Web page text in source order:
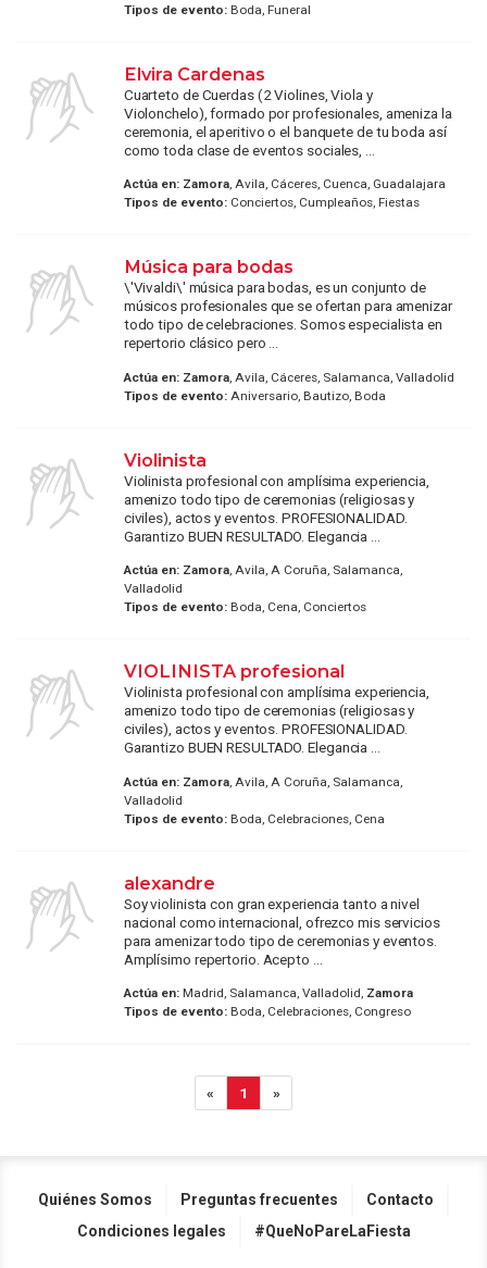
Tipos de evento:Boda, Funeral
Elvira Cardenas
Cuarteto de Cuerdas (2 Violines, Viola y
Violonchelo), formado por profesionales, ameniza la
ceremonia, el aperitivo o el banquete de tu boda así
como toda clase de eventos sociales, ...
Actúa en: Zamora, Avila, Cáceres, Cuenca, Guadalajara
Tipos de evento:Conciertos, Cumpleaños, Fiestas
Música para bodas
\'Vivaldi\' música para bodas, es un conjunto de
músicos profesionales que se ofertan para amenizar
todo tipo de celebraciones. Somos especialista en
repertorio clásico pero ...
Actúa en: Zamora, Avila, Cáceres, Salamanca, Valladolid
Tipos de evento:Aniversario, Bautizo, Boda
Violinista
Violinista profesional con amplísima experiencia,
amenizo todo tipo de ceremonias (religiosas y
civiles), actos y eventos. PROFESIONALIDAD.
Garantizo BUEN RESULTADO. Elegancia ...
Actúa en: Zamora, Avila, A Coruña, Salamanca,
Valladolid
Tipos de evento:Boda, Cena, Conciertos
VIOLINISTA profesional
Violinista profesional con amplísima experiencia,
amenizo todo tipo de ceremonias (religiosas y
civiles), actos y eventos. PROFESIONALIDAD.
Garantizo BUEN RESULTADO. Elegancia ...
Actúa en: Zamora, Avila, A Coruña, Salamanca,
Valladolid
Tipos de evento:Boda, Celebraciones, Cena
alexandre
Soy violinista con gran experiencia tanto a nivel
nacional como internacional, ofrezco mis servicios
para amenizar todo tipo de ceremonias y eventos.
Amplísimo repertorio. Acepto ...
Actúa en:Madrid, Salamanca, Valladolid, Zamora
Tipos de evento:Boda, Celebraciones, Congreso
« 1 »
Quiénes Somos Preguntas frecuentes
Contacto
Condiciones legales
#QueNoPareLaFiesta